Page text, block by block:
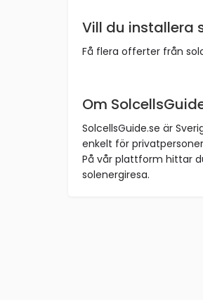
Vill du installera
Få flera offerter från
Om
SolcellsGuide.se är
enkelt för
På vår plattform hittar
solenergiresa.